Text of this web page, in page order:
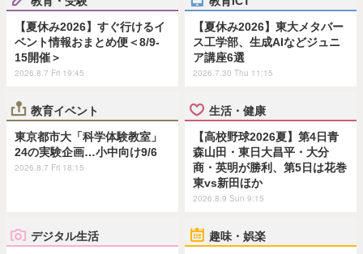
【夏休み2026】すぐ行けるイ
ベント情報おまとめ便＜8/9-
15開催＞
2026.8.7 Fri 19:45
【夏休み2026】東大メタバー
ス工学部、生成AIなどジュニ
ア講座6選
2026.7.30 Thu 11:15
教育イベント
東京都市大「科学体験教室」
24の実験企画…小中向け9/6
2026.8.7 Fri 18:15
生活・健康
【高校野球2026夏】第4日青
森山田・東日大昌平・大分
商・英明が勝利、第5日は花巻
東vs新田ほか
2026.8.9 Sun 9:15
デジタル生活 趣味・娯楽